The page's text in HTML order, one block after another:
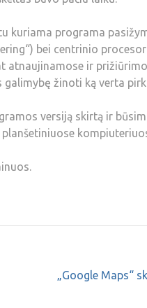
kuriama programa
bei centrinio
atnaujinamose ir
žinoti ką verta
versiją skirtą ir
„Google Maps“